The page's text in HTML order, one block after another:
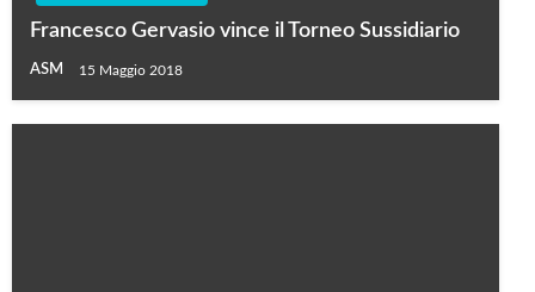
Francesco Gervasio vince il Torneo Sussidiario
ASM 15 Maggio 2018